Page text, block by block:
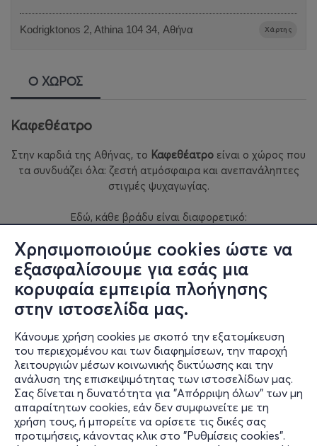
Χρησιμοποιούμε cookies ώστε να
εξασφαλίσουμε για εσάς μια
κορυφαία εμπειρία πλοήγησης
στην ιστοσελίδα μας.
Κάνουμε χρήση cookies με σκοπό την εξατομίκευση
του περιεχομένου και των διαφημίσεων, την παροχή
λειτουργιών μέσων κοινωνικής δικτύωσης και την
ανάλυση της επισκεψιμότητας των ιστοσελίδων μας.
Σας δίνεται η δυνατότητα για "Απόρριψη όλων" των μη
απαραίτητων cookies, εάν δεν συμφωνείτε με τη
χρήση τους, ή μπορείτε να ορίσετε τις δικές σας
προτιμήσεις, κάνοντας κλικ στο "Ρυθμίσεις cookies".
Kodrigktonos 2, Athina 104 34, Αθήνα Χάρτης
Ο ΧΩΡΟΣ
Καφεθέατρο
Στην καρδιά της Αθήνας, το Καφεθέατρο είναι ο χώρος που
τα συνδυάζει όλα: ζεστή ατμόσφαιρα και ανεπανάληπτες
στιγμές ψυχαγωγίας.
Εδώ, κάθε βράδυ είναι διαφορετικό:
•Θεατρικές παραστάσεις που συγκινούν και εμπνέουν
•Stand-up comedyπου χαρίζει γέλιο μέχρι δακρύων
ΤοΚαφεθέατρο δεν είναι απλά ένας χώρος διασκέδασης∙
είναι το στέκι που γίνεται εμπειρία, εκεί όπου οι φίλοι
Έλα κι εσύ να ζήσεις τη μαγεία της Αθήνας στο Καφεθέατρο
– γιατί εδώ η διασκέδαση έχει πολλές μορφές, αλλά πάντα
την ίδια ζεστή καρδιά.
Τηλέφωνο επικοινωνίας: 6987301619